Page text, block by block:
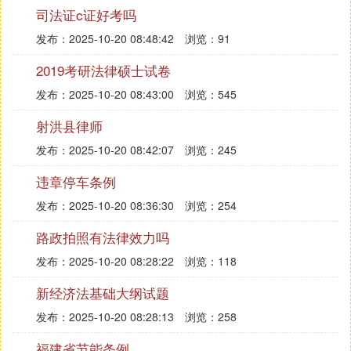
19、国泰于法正，民安于律清。
20、如果说中国特色社会主义法律体系是一棵大树，
宪法就是这棵大树的根基。宪法是法之统帅，从宪法
出发，维护宪法尊严、保证宪法实施是我们每个人的
责任。
21、学习宪法，就是要弘扬宪法精神，增强宪法观
念，培养宪法意识，普及宪法知识，塑造宪法文化，
使宪法更加贴近我们生活，成为生活中的规则与习
惯。
22、新时期的宪法经历了几次修正以来，更具有独特
的中国特色，依法治国，保障人权写入宪法，使我们
每个人都成为最终的受益者，宪法保障无处不在，宪
法精神无处不在！
23、宪法让我感受到国家对人民的尊重和保护，守
法，从你我做起。
司法证c证好考吗
发布：2025-10-20 08:48:42 浏览：91
2019考研法律硕士试卷
发布：2025-10-20 08:43:00 浏览：545
射洪县律师
发布：2025-10-20 08:42:07 浏览：245
违章停车条例
发布：2025-10-20 08:36:30 浏览：254
路政拍照有法律效力吗
发布：2025-10-20 08:28:22 浏览：118
新经济法基础大纲试题
发布：2025-10-20 08:28:13 浏览：258